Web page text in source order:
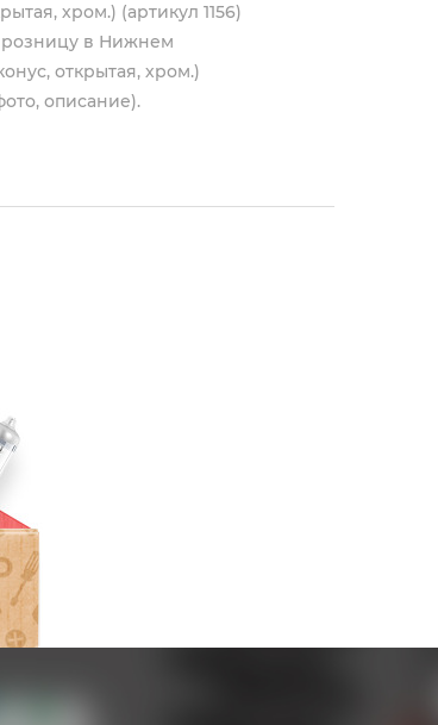
хром.) (артикул 1156)
розницу в Нижнем
открытая, хром.)
описание).